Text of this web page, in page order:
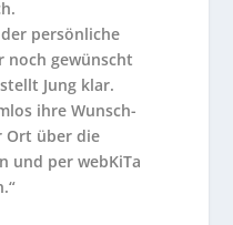
persönliche
noch gewünscht
Jung klar.
ihre Wunsch-
Ort über die
und per webKiTa